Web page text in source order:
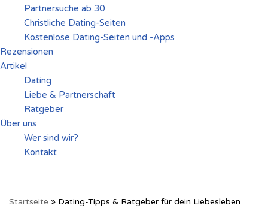
Partnersuche ab 30
Christliche Dating-Seiten
Kostenlose Dating-Seiten und -Apps
Rezensionen
Artikel
Dating
Liebe & Partnerschaft
Ratgeber
Über uns
Wer sind wir?
Kontakt
Startseite » Dating-Tipps & Ratgeber für dein Liebesleben